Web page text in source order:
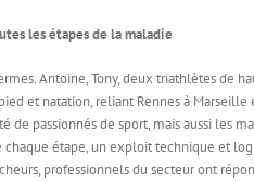
les étapes de la maladie
Antoine, Tony, deux triathlètes de
et natation, reliant Rennes à
passionnés de sport, mais aussi les
chaque étape, un exploit technique et
professionnels du secteur ont